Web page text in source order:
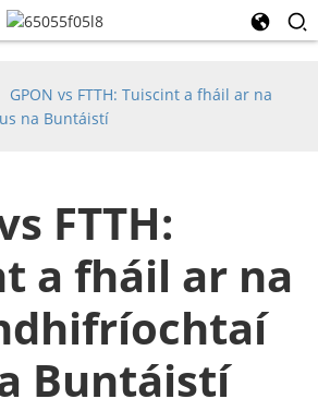
GPON vs FTTH: Tuiscint a fháil ar na
na Buntáistí
FTTH:
a fháil ar na
Buntáistí